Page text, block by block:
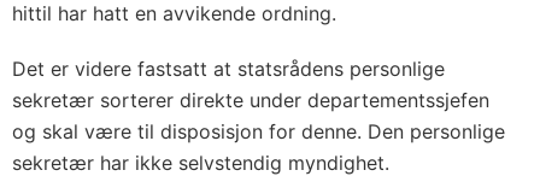
hittil har hatt en avvikende ordning.
Det er videre fastsatt at statsrådens personlige
sekretær sorterer direkte under departementssjefen
og skal være til disposisjon for denne. Den personlige
sekretær har ikke selvstendig myndighet.